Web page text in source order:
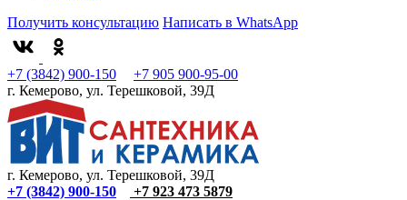
Получить консультацию Написать в WhatsApp
+7 (3842) 900-150
+7 905 900-95-00
г. Кемерово, ул. Терешковой, 39Д
г. Кемерово, ул. Терешковой, 39Д
+7 (3842) 900-150
+7 923 473 5879